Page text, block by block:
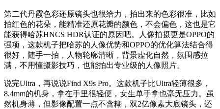
第二代丹霞色彩还原镜头也很给力，拍出来的色彩很准，比如
拍红色的花朵，能精准还原花瓣的颜色，不会偏色，这也是它
能获得哈苏HNCS HDR认证的原因吧。人像拍摄更是OPPO的
强项，这款机子把哈苏的人像优势和OPPO的优化算法结合得
很好，随手一拍，人物轮廓清晰，背景虚化自然，氛围感拉
满，不用懂摄影技巧，也能拍出专业级的人像照片。
说完Ultra，再说说Find X9s Pro。这款机子比Ultra轻薄很多，
8.4mm的机身，拿在手里很轻便，女生单手拿也毫无压力。虽
然机身薄，但影像配置一点不含糊，双2亿像素大底镜头，还